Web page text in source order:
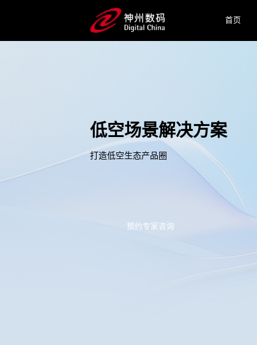
首页
低空场景解决方案
打造低空生态产品圈
预约专家咨询